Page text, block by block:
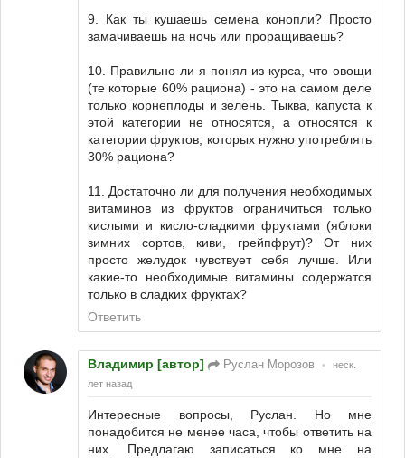
9. Как ты кушаешь семена конопли? Просто
замачиваешь на ночь или проращиваешь?
10. Правильно ли я понял из курса, что овощи
(те которые 60% рациона) - это на самом деле
только корнеплоды и зелень. Тыква, капуста к
этой категории не относятся, а относятся к
категории фруктов, которых нужно употреблять
30% рациона?
11. Достаточно ли для получения необходимых
витаминов из фруктов ограничиться только
кислыми и кисло-сладкими фруктами (яблоки
зимних сортов, киви, грейпфрут)? От них
просто желудок чувствует себя лучше. Или
какие-то необходимые витамины содержатся
только в сладких фруктах?
Ответить
Владимир [автор] Руслан Морозов •
неск.
лет назад
Интересные вопросы, Руслан. Но мне
понадобится не менее часа, чтобы ответить на
них. Предлагаю записаться ко мне на